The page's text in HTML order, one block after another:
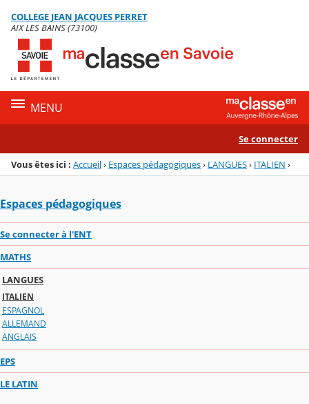
Menu de la rubrique
Contenu
COLLEGE JEAN JACQUES PERRET
AIX LES BAINS (73100)
MENU
Se connecter
Vous êtes ici : Accueil› Espaces pédagogiques› LANGUES› ITALIEN ›
Espaces pédagogiques
Se connecter à l'ENT
MATHS
LANGUES
ITALIEN
ESPAGNOL
ALLEMAND
ANGLAIS
EPS
LE LATIN